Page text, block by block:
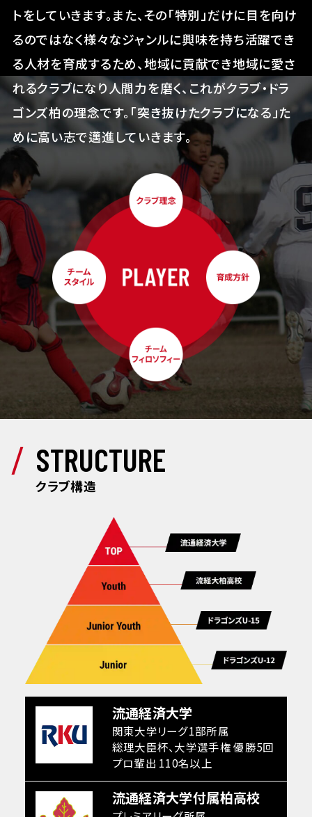
トをしていきます。また、その「特別」だけに目を向け
るのではなく様々なジャンルに興味を持ち活躍でき
る人材を育成するため、地域に貢献でき地域に愛さ
れるクラブになり人間力を磨く、これがクラブ・ドラ
ゴンズ柏の理念です。「突き抜けたクラブになる」た
めに高い志で邁進していきます。
STRUCTURE
クラブ構造
流通経済大学
関東大学リーグ1部所属
総理大臣杯、大学選手権 優勝5回
プロ輩出 110名以上
流通経済大学付属柏高校